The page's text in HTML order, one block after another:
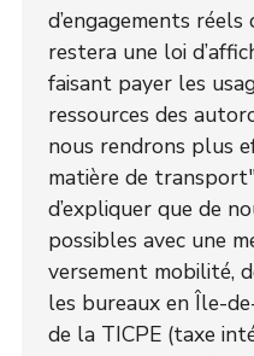
d’engagements
restera une loi
faisant payer les
ressources des
nous rendrons plus
matière de
d’expliquer que de
possibles avec une
versement mobilité,
les bureaux en Île-
de la TICPE (taxe